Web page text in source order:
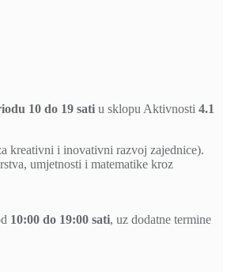
10 do 19 sati u sklopu Aktivnosti 4.1
kreativni i inovativni razvoj zajednice).
umjetnosti i matematike kroz
10:00 do 19:00 sati, uz dodatne termine